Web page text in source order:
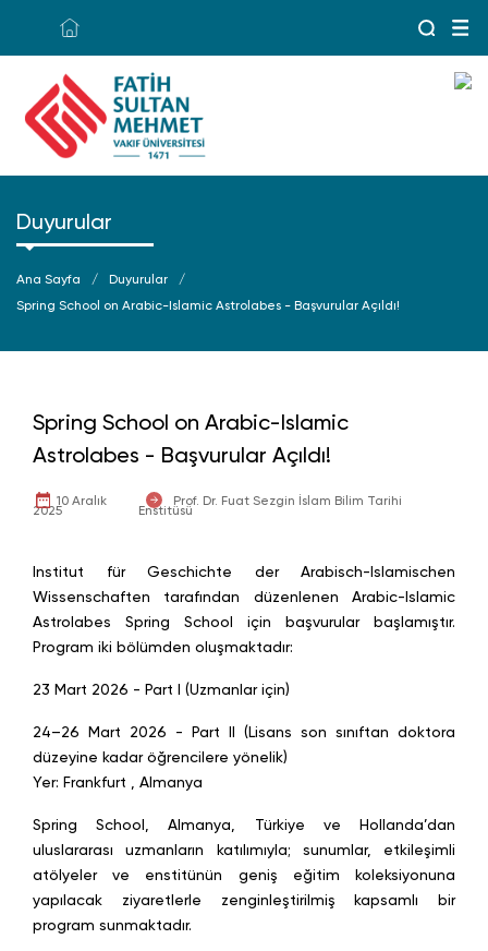
Duyurular
Ana Sayfa
Duyurular
Spring School on Arabic-Islamic Astrolabes - Başvurular Açıldı!
Spring School on Arabic-Islamic
Astrolabes - Başvurular Açıldı!
10 Aralık
2025
Prof. Dr. Fuat Sezgin İslam Bilim Tarihi
Enstitüsü
Institut für Geschichte der Arabisch-Islamischen
Wissenschaften tarafından düzenlenen Arabic-Islamic
Astrolabes Spring School için başvurular başlamıştır.
Program iki bölümden oluşmaktadır:
23 Mart 2026 - Part I (Uzmanlar için)
24–26 Mart 2026 - Part II (Lisans son sınıftan doktora
düzeyine kadar öğrencilere yönelik)
Yer: Frankfurt , Almanya
Spring School, Almanya, Türkiye ve Hollanda’dan
uluslararası uzmanların katılımıyla; sunumlar, etkileşimli
atölyeler ve enstitünün geniş eğitim koleksiyonuna
yapılacak ziyaretlerle zenginleştirilmiş kapsamlı bir
program sunmaktadır.